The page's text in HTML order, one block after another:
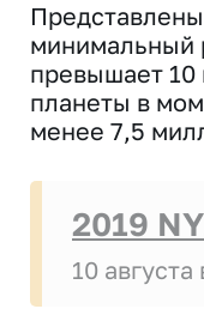
минимальный
превышает 10
планеты в
менее 7,5
2019
10 августа